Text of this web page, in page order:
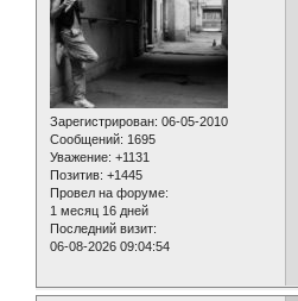
Зарегистрирован: 06-05-2010
Сообщений: 1695
Уважение: +1131
Позитив: +1445
Провел на форуме:
1 месяц 16 дней
Последний визит:
06-08-2026 09:04:54